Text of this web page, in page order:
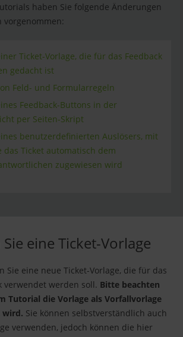
haben Sie folgende Änderungen
Ticket-Vorlage, die für das Feedback
gedacht ist
Feld- und Formularregeln
Feedback-Buttons in der
per Seiten-Skript
benutzerdefinierten Auslösers, mit
das Ticket automatisch dem
zugewiesen wird
eine Ticket-Vorlage
Sie eine neue Ticket-Vorlage, die für das
verwendet werden soll. Bitte beachten
Tutorial die Vorlage als Vorfallvorlage
wird. Sie können selbstverständlich auch
verwenden, jedoch können die hier